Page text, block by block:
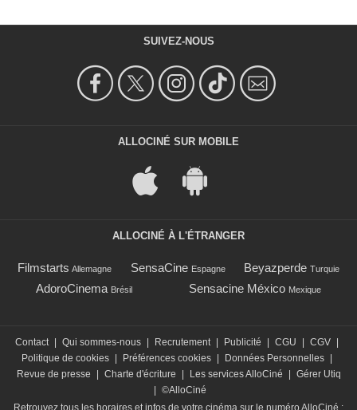
SUIVEZ-NOUS
ALLOCINÉ SUR MOBILE
ALLOCINÉ À L'ÉTRANGER
Filmstarts Allemagne SensaCine Espagne Beyazperde Turquie
AdoroCinema Brésil Sensacine México Mexique
Contact Qui sommes-nous Recrutement Publicité CGU CGV
Politique de cookies
Préférences cookies Données Personnelles
Revue de presse
Charte d'écriture Les services AlloCiné
Gérer Utiq
©AlloCiné